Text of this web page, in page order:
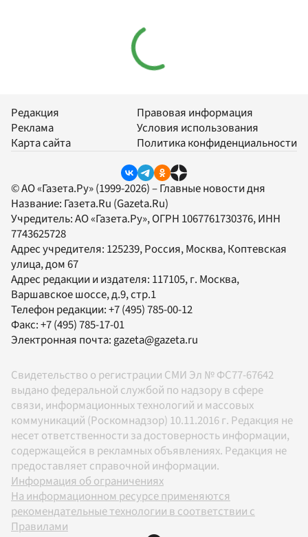
Редакция
Реклама
Карта сайта
Правовая информация
Условия использования
Политика конфиденциальности
© АО «Газета.Ру» (1999-2026) – Главные новости дня
Название: Газета.Ru (Gazeta.Ru)
Учредитель:АО «Газета.Ру», ОГРН 1067761730376, ИНН
7743625728
Адрес учредителя: 125239, Россия, Москва, Коптевская
улица, дом 67
Адрес редакции и издателя: 117105, г. Москва,
Варшавское шоссе, д.9, стр.1
Телефон редакции:+7 (495) 785-00-12
Факс:+7 (495) 785-17-01
Электронная почта:gazeta@gazeta.ru
Свидетельство о регистрации СМИ Эл № ФС77-67642
выдано федеральной службой по надзору в сфере
связи, информационных технологий и массовых
коммуникаций (Роскомнадзор) 10.11.2016 г. Редакция не
несет ответственности за достоверность информации,
содержащейся в рекламных объявлениях. Редакция не
предоставляет справочной информации.
Информация об ограничениях
На информационном ресурсе применяются
рекомендательные технологии в соответствии с
Правилами